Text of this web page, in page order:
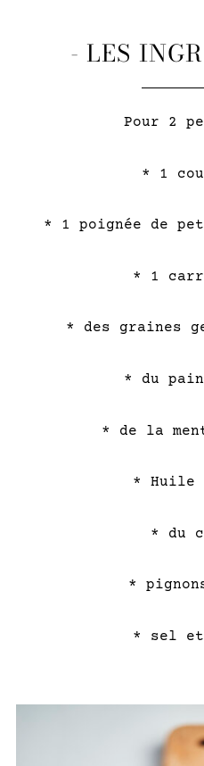
- LES
Pour 2
* 1
* 1 poignée de
* 1
* des graines
* du
* de la
* Huile
* du
*
* sel